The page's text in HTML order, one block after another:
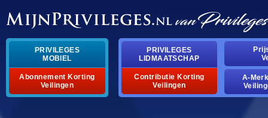
PRIVILEGES
MOBIEL
Abonnement Korting
Veilingen
PRIVILEGES
LIDMAATSCHAP
Contributie Korting
Veilingen
A-